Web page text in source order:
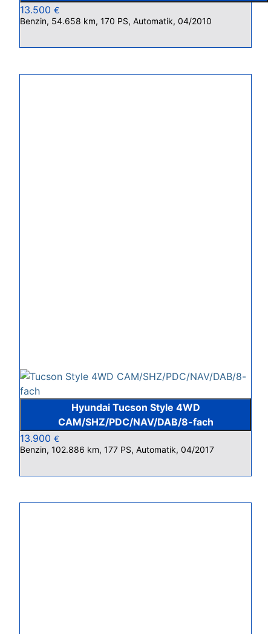
13.500 €
Benzin, 54.658 km, 170 PS, Automatik, 04/2010
Hyundai Tucson Style 4WD
CAM/SHZ/PDC/NAV/DAB/8-fach
13.900 €
Benzin, 102.886 km, 177 PS, Automatik, 04/2017